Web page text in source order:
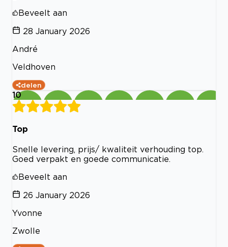
Beveelt aan
28 January 2026
André
Veldhoven
delen
10
Top
Snelle levering, prijs/ kwaliteit verhouding top.
Goed verpakt en goede communicatie.
Beveelt aan
26 January 2026
Yvonne
Zwolle